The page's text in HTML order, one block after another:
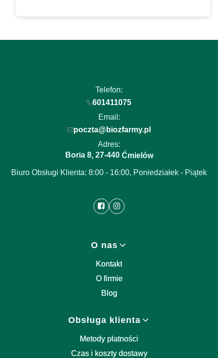
Telefon:
601411075
Email:
poczta@biozfarmy.pl
Adres:
Boria 8, 27-440Ćmielów
Biuro Obsługi Klienta: 8:00 - 16:00, Poniedziałek - Piątek
O nas
Kontakt
O firmie
Blog
Obsługa klienta
Metody płatności
Czas i koszty dostawy